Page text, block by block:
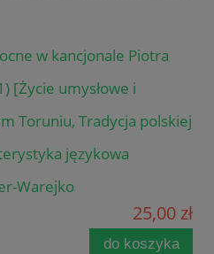
w kancjonale Piotra
[Życie umysłowe i
Toruniu, Tradycja polskiej
językowa
Warejko
25,00 zł
do koszyka